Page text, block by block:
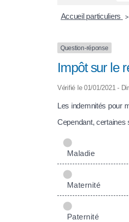
Accueil particuliers >
Question-réponse
Impôt sur le
Vérifié le 01/01/2021 -
Les indemnités pour
Cependant, certaines
Maladie
Maternité
Paternité